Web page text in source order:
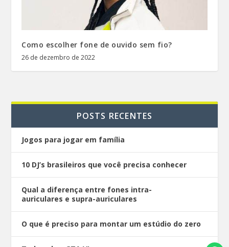
Como escolher fone de ouvido sem fio?
26 de dezembro de 2022
POSTS RECENTES
Jogos para jogar em família
10 DJ’s brasileiros que você precisa conhecer
Qual a diferença entre fones intra-
auriculares e supra-auriculares
O que é preciso para montar um estúdio do zero